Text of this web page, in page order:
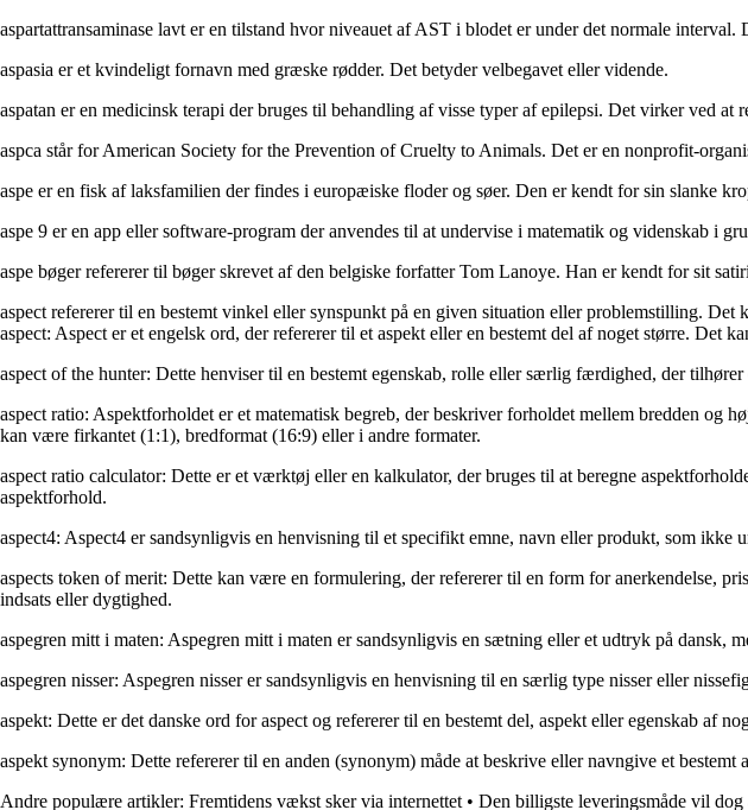
aspartattransaminase lavt er en tilstand hvor niveauet af AST i blodet er under det normale
aspasia er et kvindeligt fornavn med græske rødder. Det betyder velbegavet eller vidende.
aspatan er en medicinsk terapi der bruges til behandling af visse typer af epilepsi. Det virker ved at
aspca står for American Society for the Prevention of Cruelty to Animals. Det er en nonprofit-
aspe er en fisk af laksfamilien der findes i europæiske floder og søer. Den er kendt for sin slanke
aspe 9 er en app eller software-program der anvendes til at undervise i matematik og videnskab i
aspe bøger refererer til bøger skrevet af den belgiske forfatter Tom Lanoye. Han er kendt for sit
aspect refererer til en bestemt vinkel eller synspunkt på en given situation eller problemstilling. Det
aspect: Aspect er et engelsk ord, der refererer til et aspekt eller en bestemt del af noget større. Det
aspect of the hunter: Dette henviser til en bestemt egenskab, rolle eller særlig færdighed, der
aspect ratio: Aspektforholdet er et matematisk begreb, der beskriver forholdet mellem bredden
kan være firkantet (1:1), bredformat (16:9) eller i andre formater.
aspect ratio calculator: Dette er et værktøj eller en kalkulator, der bruges til at beregne
aspektforhold.
aspect4: Aspect4 er sandsynligvis en henvisning til et specifikt emne, navn eller produkt, som ikke
aspects token of merit: Dette kan være en formulering, der refererer til en form for anerkendelse,
indsats eller dygtighed.
aspegren mitt i maten: Aspegren mitt i maten er sandsynligvis en sætning eller et udtryk på dansk,
aspegren nisser: Aspegren nisser er sandsynligvis en henvisning til en særlig type nisser eller
aspekt: Dette er det danske ord for aspect og refererer til en bestemt del, aspekt eller egenskab af
aspekt synonym: Dette refererer til en anden (synonym) måde at beskrive eller navngive et bestemt
Andre populære artikler: Fremtidens vækst sker via internettet • Den billigste leveringsmåde vil